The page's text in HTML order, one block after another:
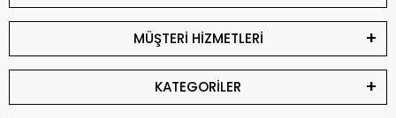
MÜŞTERİ HİZMETLERİ
KATEGORİLER